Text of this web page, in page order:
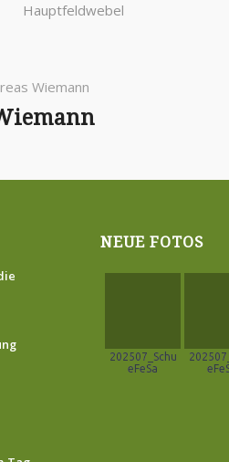
Hauptfeldwebel
NEUE FOTOS
202507_Schu
eFeSa